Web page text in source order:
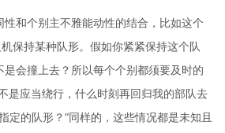
和个别主不雅能动性的结合，比如这个
保持某种队形。假如你紧紧保持这个队
会撞上去？所以每个个别都须要及时的
是应当绕行，什么时刻再回归我的部队去
定的队形？”同样的，这些情况都是未知且